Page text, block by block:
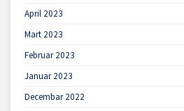
April 2023
Mart 2023
Februar 2023
Januar 2023
Decembar 2022